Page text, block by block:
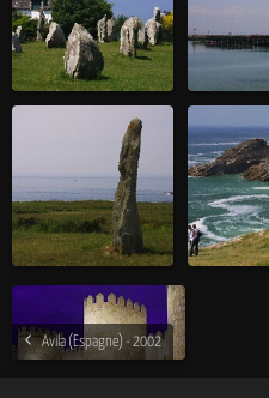
Avila (Espagne) - 2002